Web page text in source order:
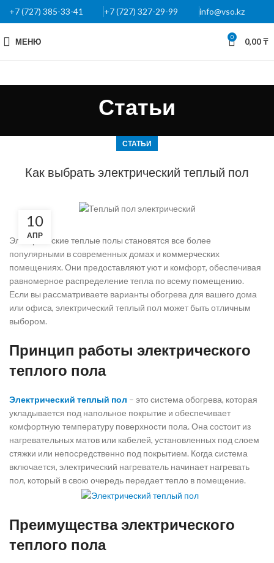
+7 (727) 385-33-41 +7 (727) 327-29-99 info@vso.kz
МЕНЮ 0 0,00₸
Статьи
СТАТЬИ
Как выбрать электрический теплый пол
10
АПР
Электрические теплые полы становятся все более
популярными в современных домах и коммерческих
помещениях. Они предоставляют уют и комфорт, обеспечивая
равномерное распределение тепла по всему помещению.
Если вы рассматриваете варианты обогрева для вашего дома
или офиса, электрический теплый пол может быть отличным
выбором.
Принцип работы электрического
теплого пола
Электрический теплый пол – это система обогрева, которая
укладывается под напольное покрытие и обеспечивает
комфортную температуру поверхности пола. Она состоит из
нагревательных матов или кабелей, установленных под слоем
стяжки или непосредственно под покрытием. Когда система
включается, электрический нагреватель начинает нагревать
пол, который в свою очередь передает тепло в помещение.
Преимущества электрического
теплого пола